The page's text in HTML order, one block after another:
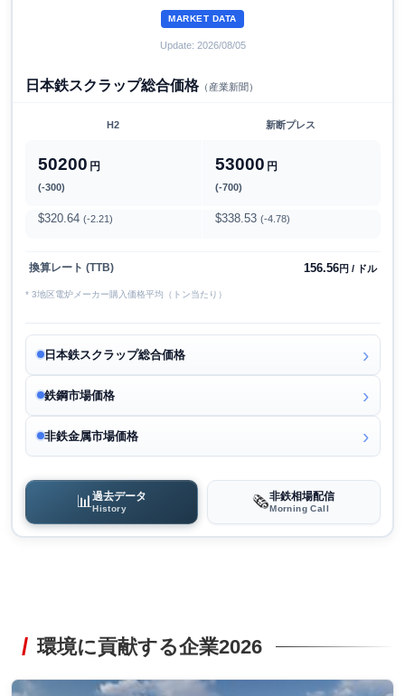
MARKET DATA
Update: 2026/08/05
日本鉄スクラップ総合価格（産業新聞）
H2 新断プレス
50200 円
(-300)
53000 円
(-700)
$320.64 (-2.21) $338.53 (-4.78)
換算レート (TTB) 156.56円 / ドル
* 3地区電炉メーカー購入価格平均（トン当たり）
日本鉄スクラップ総合価格
鉄鋼市場価格
非鉄金属市場価格
📊過去データ
History 🗞️非鉄相場配信
Morning Call
環境に貢献する企業2026